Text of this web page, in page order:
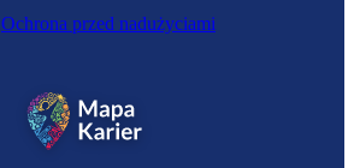
Ochrona przed nadużyciami